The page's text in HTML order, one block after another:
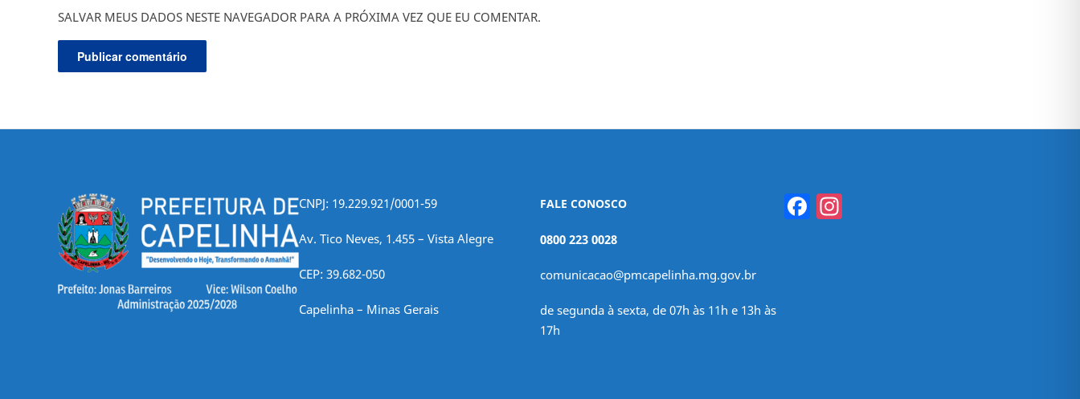
SALVAR MEUS DADOS NESTE NAVEGADOR PARA A PRÓXIMA VEZ QUE EU COMENTAR.
CNPJ: 19.229.921/0001-59
Av. Tico Neves, 1.455 – Vista Alegre
CEP: 39.682-050
Capelinha – Minas Gerais
FALE CONOSCO
0800 223 0028
comunicacao@pmcapelinha.mg.gov.br
de segunda à sexta, de 07h às 11h e 13h às
17h
Facebook